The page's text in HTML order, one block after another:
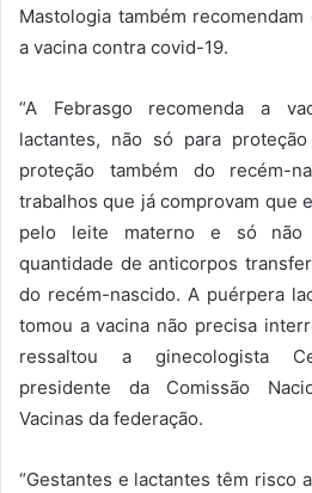
Mastologia também
a vacina contra covid-19.
“A Febrasgo recomenda a
lactantes, não só para
proteção também do recém-
trabalhos que já comprovam que
pelo leite materno e só não
quantidade de anticorpos
do recém-nascido. A puérpera
tomou a vacina não precisa
ressaltou a ginecologista
presidente da Comissão
Vacinas da federação.
“Gestantes e lactantes têm risco